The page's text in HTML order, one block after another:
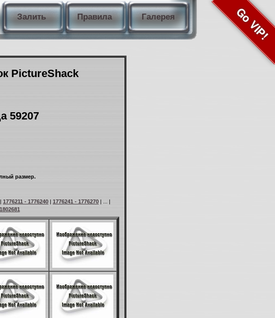
Залить Правила Галерея Go VIP!
PictureShack
59207
размер.
| 1776211 - 1776240 | 1776241 - 1776270 | ... |